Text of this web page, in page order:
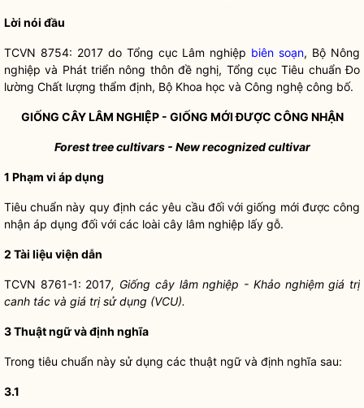
Lời nói đầu
TCVN 8754: 2017 do Tổng cục Lâm nghiệp biên soạn, Bộ Nông
nghiệp và Phát triển nông thôn đề nghị, Tổng cục Tiêu chuẩn Đo
lường Chất lượng thẩm định, Bộ Khoa học và Công nghệ công bố.
GIỐNG CÂY LÂM NGHIỆP - GIỐNG MỚI ĐƯỢC CÔNG NHẬN
Forest treecultivars- New recognizedcultivar
1 Phạm vi áp dụng
Tiêu chuẩn này quy định các yêu cầu đối với giống mới được công
nhận áp dụng đối với các loài cây lâm nghiệp lấy gỗ.
2 Tài liệu viện dẫn
TCVN 8761-1: 2017, Giống cây lâm nghiệp - Khảo nghiệm giá trị
canh tác và giá trị sử dụng (VCU).
3Thuật ngữ và định nghĩa
Trong tiêu chuẩn này sử dụng các thuật ngữ và định nghĩa sau:
3.1